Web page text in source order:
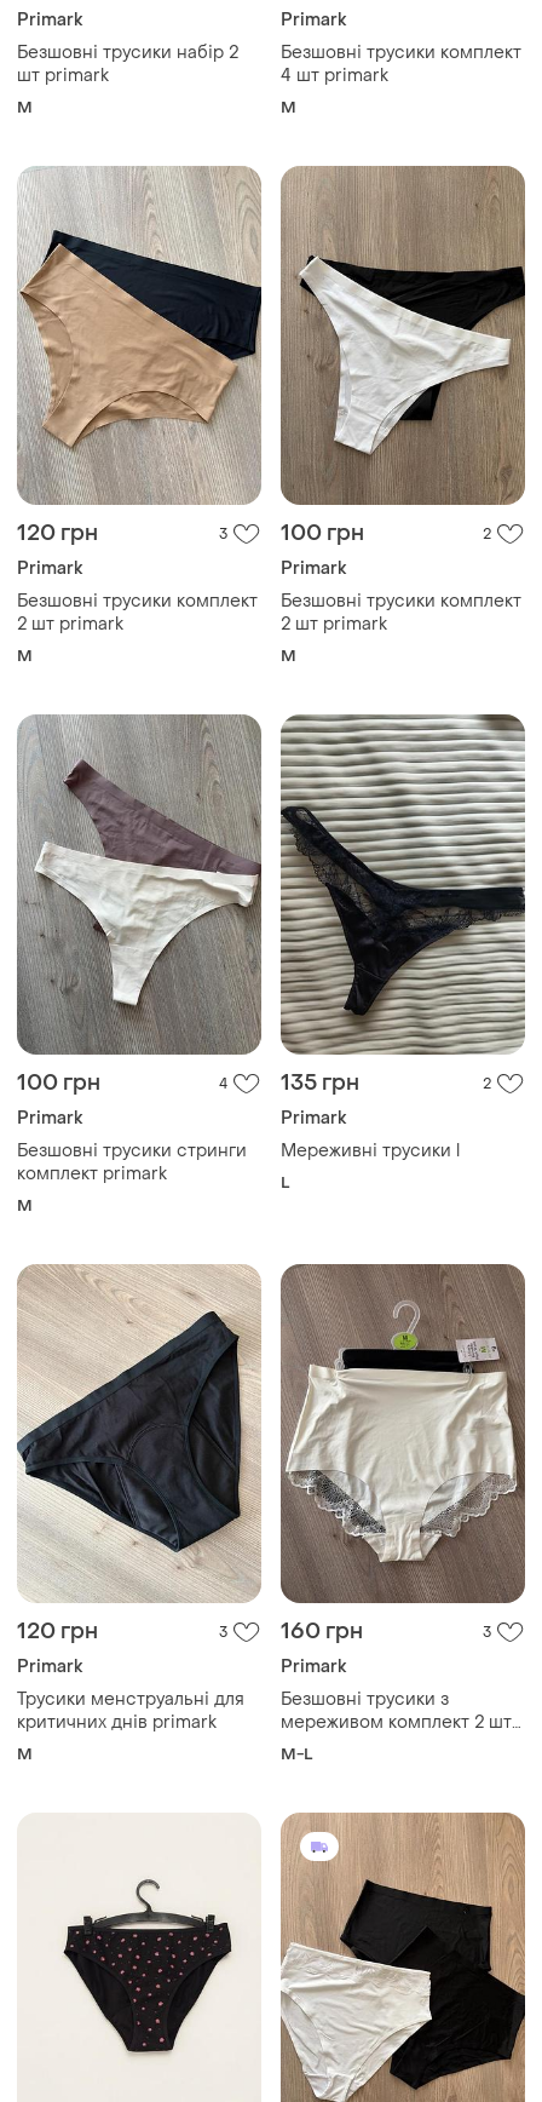
Primark
Безшовні трусики набір 2
шт primark
M
Primark
Безшовні трусики комплект
4 шт primark
M
120 грн 3
Primark
Безшовні трусики комплект
2 шт primark
M
100 грн 2
Primark
Безшовні трусики комплект
2 шт primark
M
100 грн 4
Primark
Безшовні трусики стринги
комплект primark
M
135 грн 2
Primark
Мереживні трусики l
L
120 грн 3
Primark
Трусики менструальні для
критичних днів primark
M
160 грн 3
Primark
Безшовні трусики з
мереживом комплект 2 шт
primark
M-L